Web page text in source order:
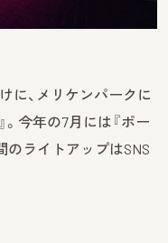
に、メリケンパークに
。今年の7月には『ポー
のライトアップはSNS